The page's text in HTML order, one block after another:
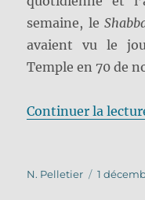
semaine, le
avaient vu le
Temple en 70 de
Continuer la
Auteur
N. Pelletier
Publié
1